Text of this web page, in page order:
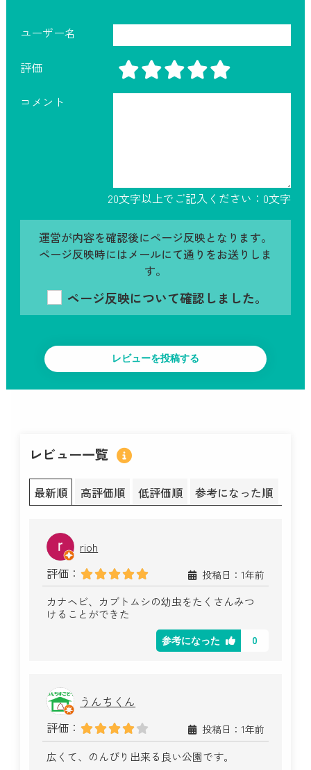
ユーザー名
評価
コメント
20文字以上でご記入ください： 0文字
運営が内容を確認後にページ反映となります。
ページ反映時にはメールにて通りをお送りしま
す。
ページ反映について確認しました。
レビュー一覧
最新順 高評価順 低評価順 参考になった順
rioh
評価：
投稿日：1年前
カナヘビ、カブトムシの幼虫をたくさんみつ
けることができた
参考になった 0
うんちくん
評価：
投稿日：1年前
広くて、のんびり出来る良い公園です。